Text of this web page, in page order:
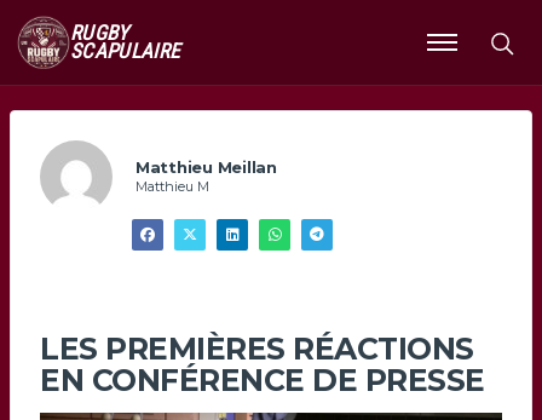
RUGBY
SCAPULAIRE
Ouvrir
le
Matthieu Meillan
Matthieu M
LES PREMIÈRES RÉACTIONS
EN CONFÉRENCE DE PRESSE